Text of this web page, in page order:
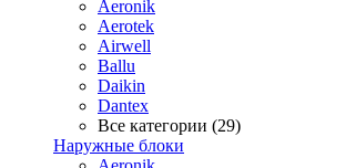
Aeronik
Aerotek
Airwell
Ballu
Daikin
Dantex
Все категории (29)
Наружные блоки